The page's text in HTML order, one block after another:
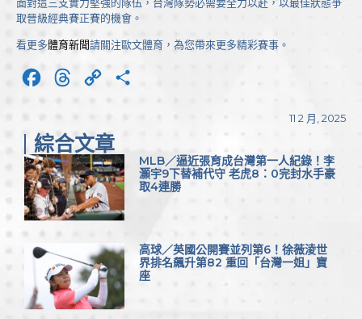
取晉級經典賽正賽的機會。
看更多體育新聞請關注歐文體育，為您帶來更多精彩賽事。
FacebookThreads
Copy
11 2 月, 2025
綜合文章
MLB／逼近張育成台灣第一人紀錄！李
灝宇9下替補代守 老虎8：0完封水手豪
取4連勝
高球／英國公開賽並列第6！徐薇淩世
界排名飆升第82 重回「台灣一姐」寶
座